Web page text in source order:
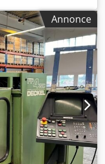
outils et
inclus dans la
les informations
Sous réserve de
techniques et
!
Annonce